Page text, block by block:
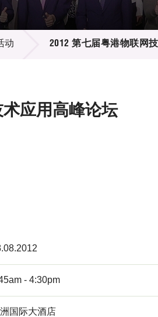
招标通告
征求研发项目计划书
项目资料库
资讯中心
多媒体
出版刊物
动 2012 第七届粤港物联网
应用高峰论坛
- 4:30pm
国际大酒店